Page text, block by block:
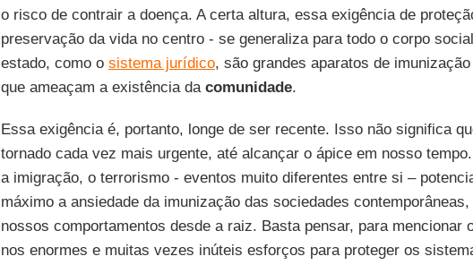
o risco de contrair a doença. A certa altura, essa exigência de
preservação da vida no centro - se generaliza para todo o corpo
estado, como o sistema jurídico, são grandes aparatos de
que ameaçam a existência da comunidade.
Essa exigência é, portanto, longe de ser recente. Isso não significa
tornado cada vez mais urgente, até alcançar o ápice em nosso
a imigração, o terrorismo - eventos muito diferentes entre si –
máximo a ansiedade da imunização das sociedades
nossos comportamentos desde a raiz. Basta pensar, para mencionar
nos enormes e muitas vezes inúteis esforços para proteger os